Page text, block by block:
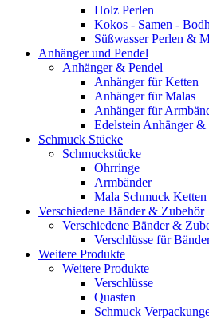
Holz Perlen
Kokos - Samen -
Süßwasser Perlen &
Anhänger und Pendel
Anhänger & Pendel
Anhänger für Ketten
Anhänger für Malas
Anhänger für
Edelstein Anhänger &
Schmuck Stücke
Schmuckstücke
Ohrringe
Armbänder
Mala Schmuck Ketten
Verschiedene Bänder & Zubehör
Verschiedene Bänder &
Verschlüsse für
Weitere Produkte
Weitere Produkte
Verschlüsse
Quasten
Schmuck